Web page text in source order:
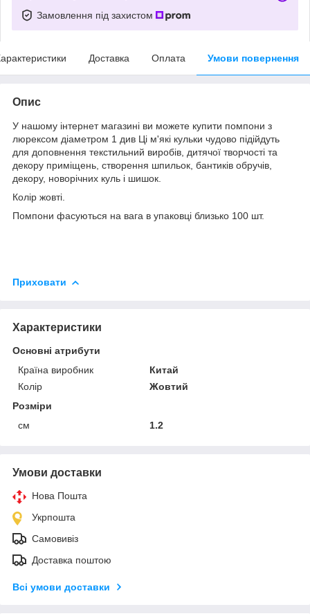
Замовлення під захистом
Доставка Оплата Умови повернення
Опис
У нашому інтернет магазині ви можете купити помпони з
люрексом діаметром 1 див Ці м'які кульки чудово підійдуть
для доповнення текстильний виробів, дитячої творчості та
декору приміщень, створення шпильок, бантиків обручів,
декору, новорічних куль і шишок.
Колір жовті.
Помпони фасуються на вага в упаковці близько 100 шт.
Приховати
Характеристики
Основні атрибути
Країна виробник
Китай
Колір
Жовтий
Розміри
см
1.2
Умови доставки
Нова Пошта
Укрпошта
Самовивіз
Доставка поштою
Всі умови доставки